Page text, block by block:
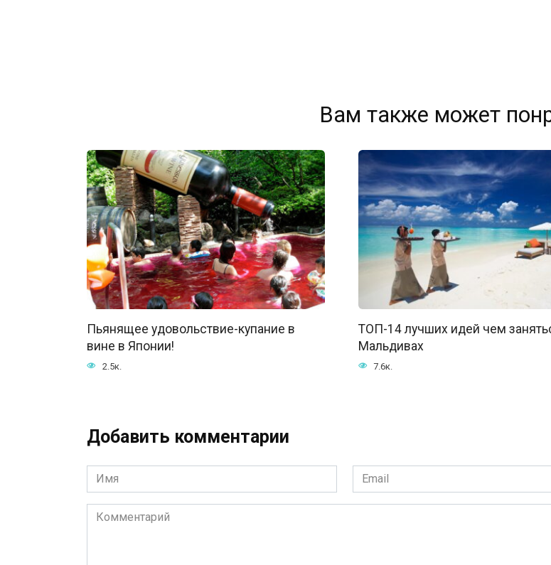
Вам также может
Пьянящее удовольствие-купание в
вине в Японии!
2.5к.
ТОП-14 лучших идей чем
Мальдивах
7.6к.
Добавить комментарии
Имя
*
Email
*
Комментарий